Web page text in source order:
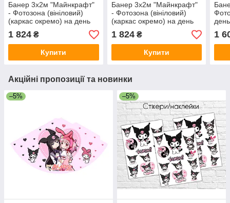
Банер 3х2м "Майнкрафт"
- Фотозона (вініловий)
(каркас окремо) на день
народження - Російською
1 824 ₴
Купити
Банер 3х2м "Майнкрафт"
- Фотозона (вініловий)
(каркас окремо) на день
народження - Англійською
1 824₴
Купити
1
Акційні пропозиції та новинки
–5% –5%